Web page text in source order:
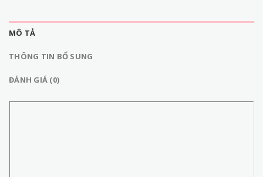
MÔ TẢ
THÔNG TIN BỔ SUNG
ĐÁNH GIÁ (0)